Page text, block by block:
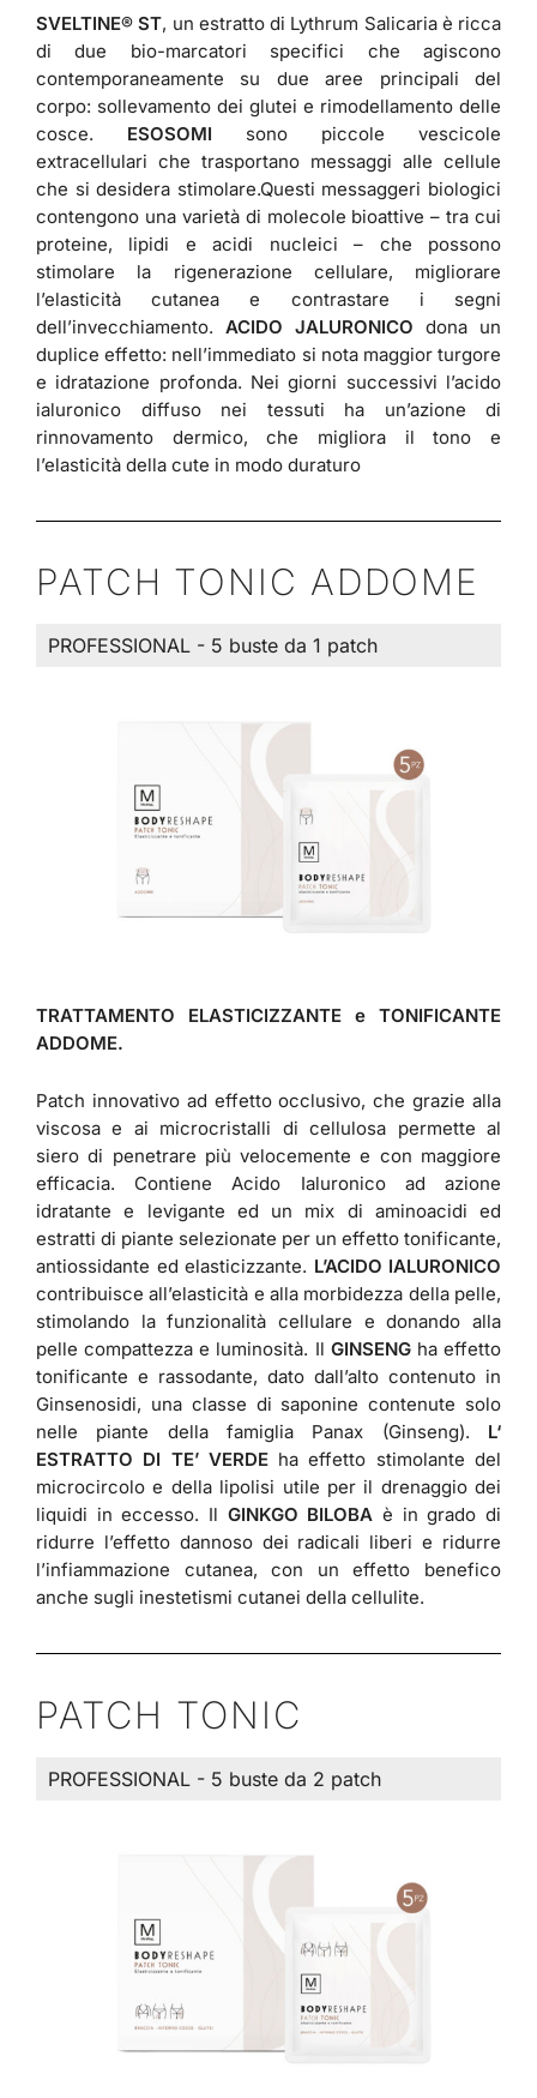
SVELTINE® ST, un estratto di Lythrum Salicaria è ricca
di due bio-marcatori specifici che agiscono
contemporaneamente su due aree principali del
corpo: sollevamento dei glutei e rimodellamento delle
cosce. ESOSOMI sono piccole vescicole
extracellulari che trasportano messaggi alle cellule
che si desidera stimolare.Questi messaggeri biologici
contengono una varietà di molecole bioattive – tra cui
proteine, lipidi e acidi nucleici – che possono
stimolare la rigenerazione cellulare, migliorare
l’elasticità cutanea e contrastare i segni
dell’invecchiamento. ACIDO JALURONICO dona un
duplice effetto: nell’immediato si nota maggior turgore
e idratazione profonda. Nei giorni successivi l’acido
ialuronico diffuso nei tessuti ha un’azione di
rinnovamento dermico, che migliora il tono e
l’elasticità della cute in modo duraturo
PATCH TONIC ADDOME
PROFESSIONAL - 5 buste da 1 patch
TRATTAMENTO ELASTICIZZANTE e TONIFICANTE
ADDOME.
Patch innovativo ad effetto occlusivo, che grazie alla
viscosa e ai microcristalli di cellulosa permette al
siero di penetrare più velocemente e con maggiore
efficacia. Contiene Acido Ialuronico ad azione
idratante e levigante ed un mix di aminoacidi ed
estratti di piante selezionate per un effetto tonificante,
antiossidante ed elasticizzante. L’ACIDO IALURONICO
contribuisce all’elasticità e alla morbidezza della pelle,
stimolando la funzionalità cellulare e donando alla
pelle compattezza e luminosità. Il GINSENGha effetto
tonificante e rassodante, dato dall’alto contenuto in
Ginsenosidi, una classe di saponine contenute solo
nelle piante della famiglia Panax (Ginseng). L‘
ESTRATTO DI TE’ VERDEha effetto stimolante del
microcircolo e della lipolisi utile per il drenaggio dei
liquidi in eccesso. Il GINKGO BILOBA è in grado di
ridurre l’effetto dannoso dei radicali liberi e ridurre
l’infiammazione cutanea, con un effetto benefico
anche sugli inestetismi cutanei della cellulite.
PATCH TONIC
PROFESSIONAL - 5 buste da 2 patch